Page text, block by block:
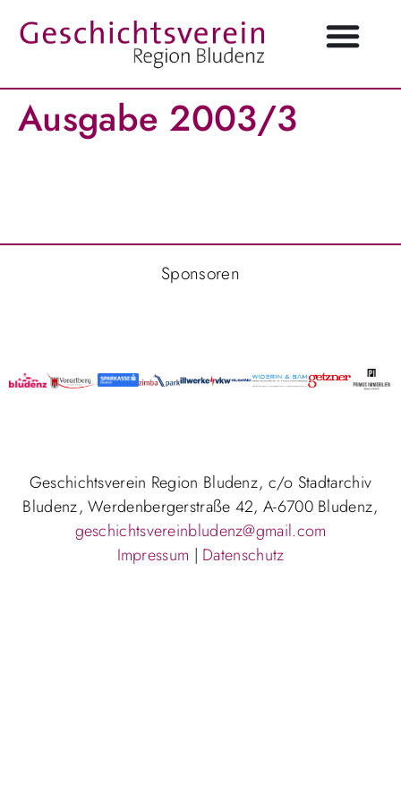
Ausgabe 2003/3
Sponsoren
Geschichtsverein Region Bludenz, c/o Stadtarchiv
Bludenz, Werdenbergerstraße 42, A-6700 Bludenz,
geschichtsvereinbludenz@gmail.com
Impressum | Datenschutz